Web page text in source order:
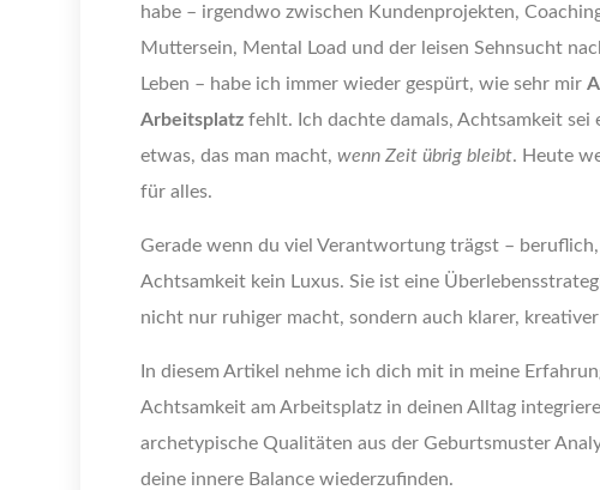
habe – irgendwo zwischen Kundenprojekten,
Muttersein, Mental Load und der leisen Sehnsucht
Leben – habe ich immer wieder gespürt, wie sehr mir
Arbeitsplatz fehlt. Ich dachte damals, Achtsamkeit sei
etwas, das man macht,wenn Zeit übrig bleibt. Heute
für alles.
Gerade wenn du viel Verantwortung trägst –
Achtsamkeit kein Luxus. Sie ist eine
nicht nur ruhiger macht, sondern auch klarer,
In diesem Artikel nehme ich dich mit in meine
Achtsamkeit am Arbeitsplatz in deinen Alltag
archetypische Qualitäten aus der Geburtsmuster
deine innere Balance wiederzufinden.